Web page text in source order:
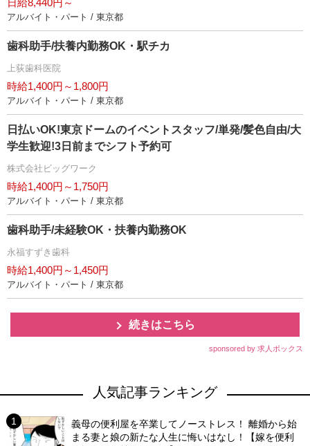
日給8,440円～
アルバイト・パート / 東京都
歯科助手/扶養内勤務OK・駅チカ
上荻歯科医院
時給1,400円～1,800円
アルバイト・パート / 東京都
日払いOK!東京ドームのイベントスタッフ/単発/髪色自由/大
学生歓迎!3日前までシフト予約可
株式会社ビッグワーク
時給1,400円～1,750円
アルバイト・パート / 東京都
歯科助手/未経験OK・扶養内勤務OK
永福すずき歯科
時給1,400円～1,450円
アルバイト・パート / 東京都
続きはこちら
sponsored by 求人ボックス
人気記事ランキング
義母の便利屋を卒業してノーストレス！ 離婚から始
まる妻と娘の新たな人生に悔いはなし！【嫁を便利